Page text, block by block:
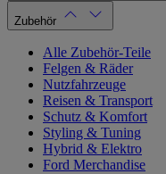
Zubehör
Alle Zubehör-Teile
Felgen & Räder
Nutzfahrzeuge
Reisen & Transport
Schutz & Komfort
Styling & Tuning
Hybrid & Elektro
Ford Merchandise